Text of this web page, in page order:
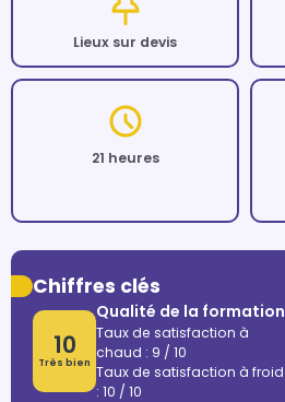
Lieux sur devis
21 heures
Chiffres clés
10
Très bien
Qualité de la formation
Taux de satisfaction à
chaud : 9 / 10
Taux de satisfaction à froid
: 10 / 10